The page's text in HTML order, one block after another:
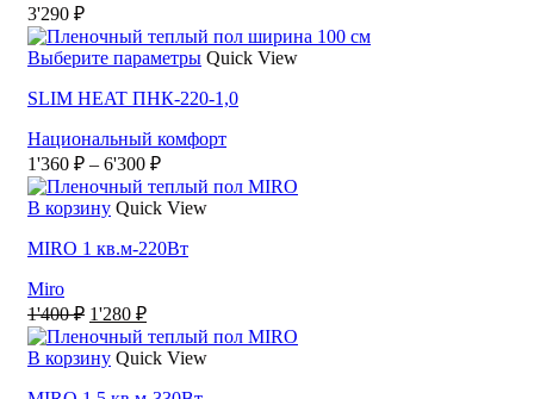
3'290 ₽
Выберите параметры Этот
имеет
вариаций.
можно
выбрать
Quick View
SLIM HEAT ПНК-220-1,0
Национальный комфорт
1'360 ₽ – 6'300 ₽Диапазон
цен:
1'360 ₽
6'300 ₽
В корзину Quick View
MIRO 1 кв.м-220Вт
Miro
1'400₽ Первоначальная
цена
составляла
1'280 ₽Текущая
цена:
1'280 ₽.
В корзину Quick View